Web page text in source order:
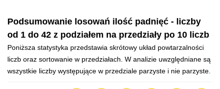
Podsumowanie losowań ilość padnięć - liczby
od 1 do 42 z podziałem na przedziały po 10 liczb
Poniższa statystyka przedstawia skrótowy układ powtarzalności
liczb oraz sortowanie w przedziałach. W analizie uwzględniane są
wszystkie liczby występujące w przedziale parzyste i nie parzyste.